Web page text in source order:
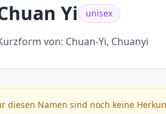
Yi unisex
von: Chuan-Yi, Chuanyi
diesen Namen sind noch keine